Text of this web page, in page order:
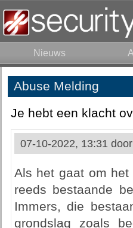
Nieuws
Abuse Melding
Je hebt een klacht
07-10-2022, 13:31 door
Als het gaat om
reeds bestaande
Immers, die
grondslag zoals